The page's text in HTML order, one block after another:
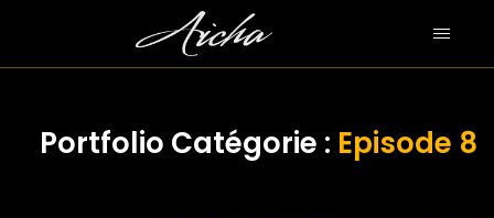
Portfolio Catégorie : Episode 8